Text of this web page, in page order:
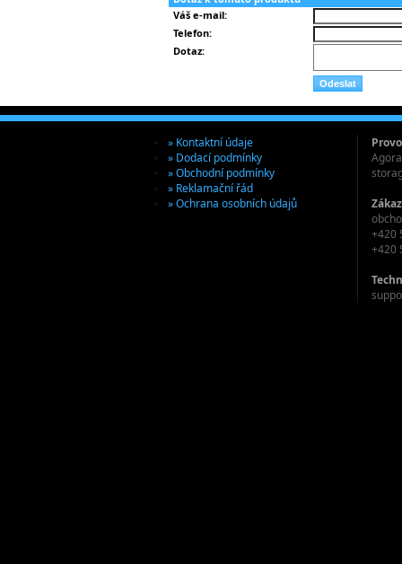
Váš e-mail:
Telefon:
Dotaz:
+420
+420
» Kontaktní údaje
» Dodací podmínky
» Obchodní podmínky
» Reklamační řád
» Ochrana osobních údajů